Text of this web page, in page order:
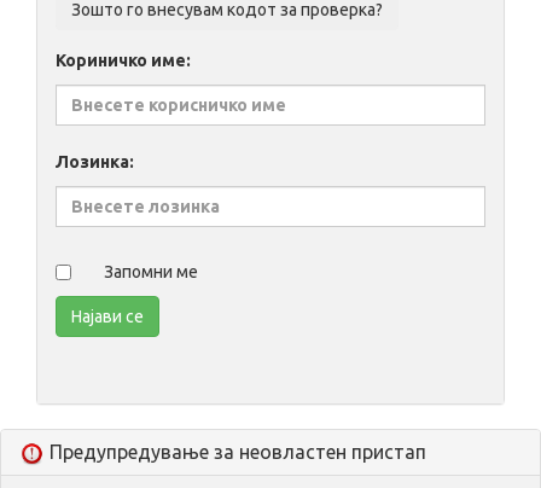
Кориничко име:
Лозинка:
Запомни ме
Предупредување за неовластен пристап